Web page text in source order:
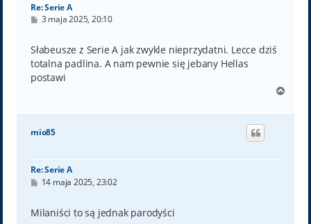
Re: Serie A
P
t
3 maja 2025, 20:10
Słabeusze z Serie A jak zwykle nieprzydatni. Lecce dziś
totalna padlina. A nam pewnie się jebany Hellas
postawi
g
mio85
Re: Serie A
P
t
14 maja 2025, 23:02
Milaniści to są jednak parodyści